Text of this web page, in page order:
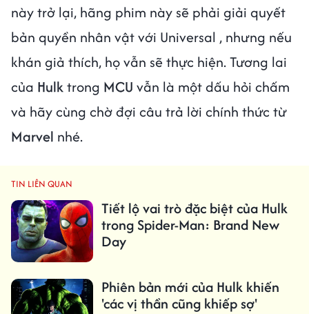
này trở lại, hãng phim này sẽ phải giải quyết
bản quyền nhân vật với Universal , nhưng nếu
khán giả thích, họ vẫn sẽ thực hiện. Tương lai
của Hulktrong MCU vẫn là một dấu hỏi chấm
và hãy cùng chờ đợi câu trả lời chính thức từ
Marvel nhé.
TIN LIÊN QUAN
Tiết lộ vai trò đặc biệt của Hulk
trong Spider-Man: Brand New
Day
Phiên bản mới của Hulk khiến
'các vị thần cũng khiếp sợ'